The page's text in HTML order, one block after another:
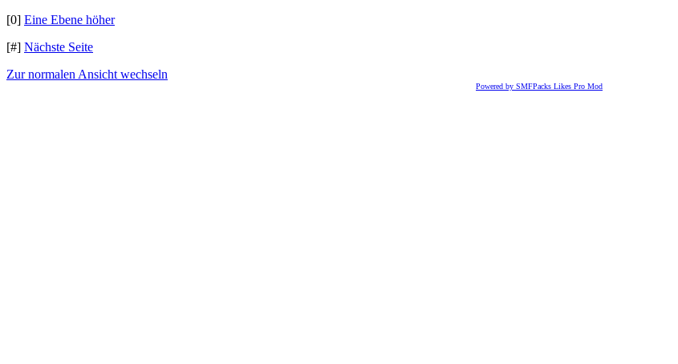
[0] Eine Ebene höher
[#] Nächste Seite
Zur normalen Ansicht wechseln
Powered by SMFPacks Likes Pro Mod